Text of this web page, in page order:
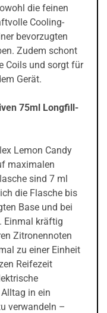
die feinen
Cooling-
bevorzugten
Zudem schont
Coils und sorgt für
Gerät.
75ml Longfill-
Lemon Candy
maximalen
sind 7 ml
die Flasche bis
Base und bei
Einmal kräftig
Zitronennoten
zu einer Einheit
Reifezeit
in ein
verwandeln –